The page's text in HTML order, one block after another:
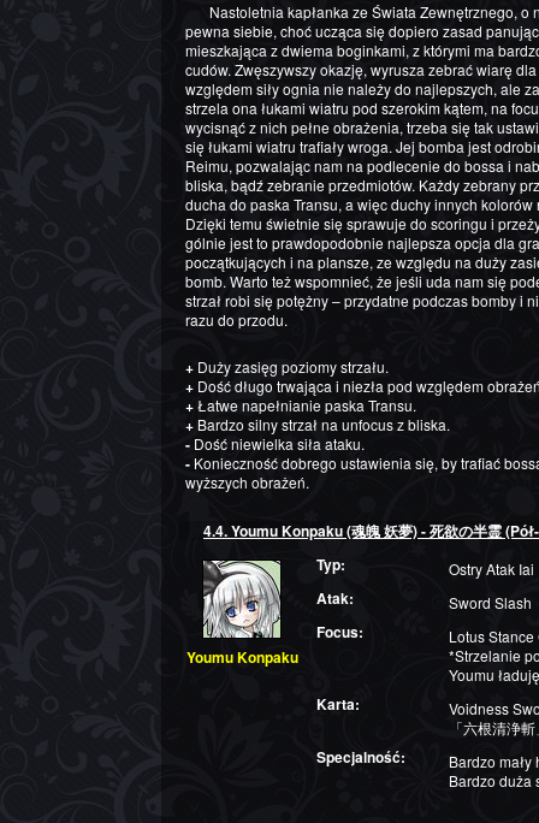
Nastoletnia kapłanka ze Świata Zewnętrznego, o niewinnym i nieco roztargnionym usposobieniu,
pewna siebie, choć ucząca się dopiero zasad
mieszkająca z dwiema boginkami, z którymi ma
cudów. Zwęszywszy okazję, wyrusza zebrać wiarę
względem siły ognia nie należy do najlepszych, ale
strzela ona łukami wiatru pod szerokim kątem, na
wycisnąć z nich pełne obrażenia, trzeba się tak
się łukami wiatru trafiały wroga. Jej bomba jest
Reimu, pozwalając nam na podlecenie do bossa i
bliska, bądź zebranie przedmiotów. Każdy zebrany
ducha do paska Transu, a więc duchy innych
Dzięki temu świetnie się sprawuje do scoringu i
gólnie jest to prawdopodobnie najlepsza opcja dla
początkujących i na plansze, ze względu na duży
bomb. Warto też wspomnieć, że jeśli uda nam się
strzał robi się potężny – przydatne podczas bomby i
razu do przodu.
+ Duży zasięg poziomy strzału.
+ Dość długo trwająca i niezła pod względem
+Łatwe napełnianie paska Transu.
+ Bardzo silny strzał na unfocus z bliska.
- Dość niewielka siła ataku.
- Konieczność dobrego ustawienia się, by trafiać
wyższych obrażeń.
4.4. Youmu Konpaku (魂魄 妖夢) - 死欲の半霊
Youmu Konpaku
Typ: Ostry Atak Iai
Atak: Sword Slash
Focus:
Lotus Stance
*Strzelanie
Youmu
Karta:
Voidness
「六根清浄
Specjalność:
Bardzo
Bardzo duża